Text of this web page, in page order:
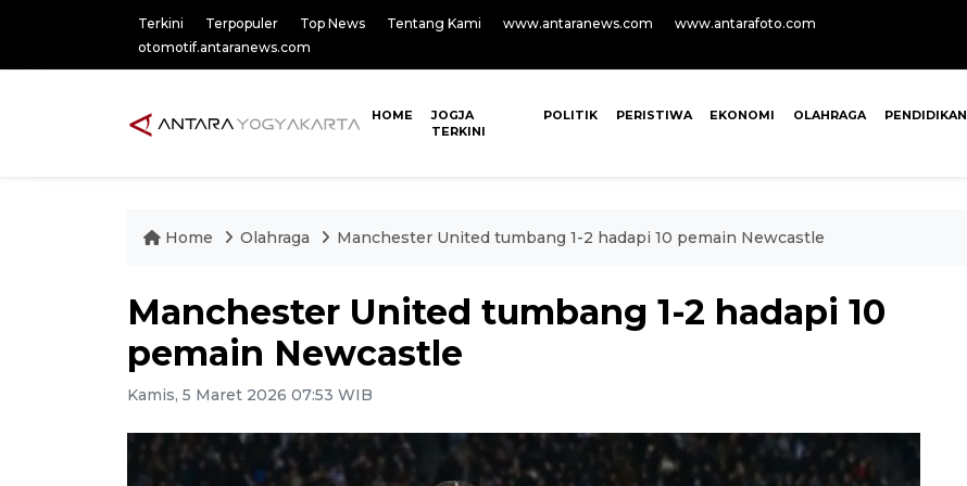
Terkini Terpopuler Top News Tentang Kami www.antaranews.com
www.antarafoto.com
otomotif.antaranews.com
HOME
JOGJA
TERKINI
POLITIK PERISTIWA EKONOMI OLAHRAGA PENDIDIKAN
Home Olahraga Manchester United tumbang 1-2 hadapi 10 pemain Newcastle
Manchester United tumbang 1-2 hadapi 10
pemain Newcastle
Kamis, 5 Maret 2026 07:53 WIB